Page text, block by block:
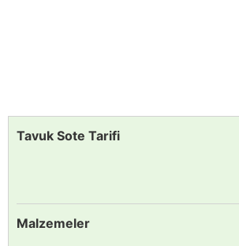
Tavuk Sote Tarifi
Malzemeler